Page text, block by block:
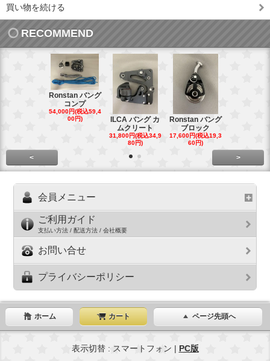
買い物を続ける
RECOMMEND
Ronstan バング
コンプ
54,000円(税込59,4
00円)
ILCA バング カ
ムクリート
31,800円(税込34,9
80円)
Ronstan バング
ブロック
17,600円(税込19,3
60円)
< >
会員メニュー
ご利用ガイド
支払い方法 / 配送方法 / 会社概要
お問い合せ
プライバシーポリシー
ホーム カート ページ先頭へ
表示切替 : スマートフォン | PC版